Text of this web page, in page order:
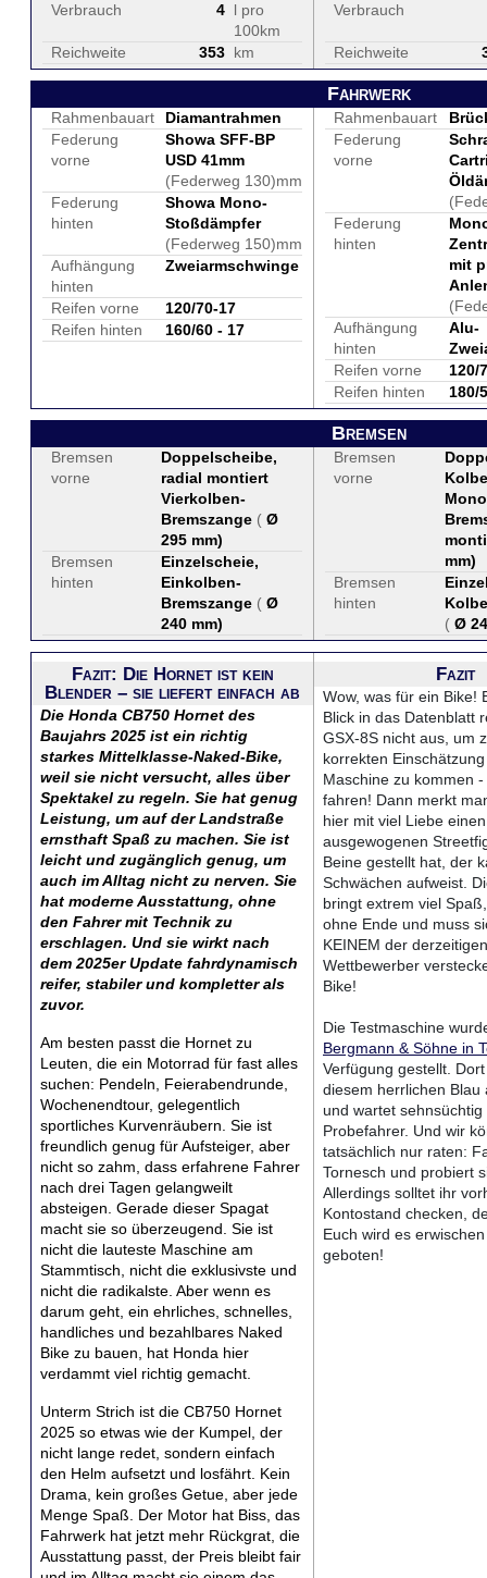
Verbrauch 4 l pro
100km
Reichweite
353 km
Verbrauch
Reichweite
Fahrwerk
Rahmenbauart
Diamantrahmen
Federung
vorne
Showa SFF-BP
USD 41mm
(Federweg 130)mm
Federung
hinten
Showa Mono-
Stoßdämpfer
(Federweg 150)mm
Aufhängung
hinten
Zweiarmschwinge
Reifen vorne
120/70-17
Reifen hinten
160/60 - 17
Rahmenbauart
Federung
vorne
Federung
hinten
mit
Aufhängung
hinten
Alu-
Reifen vorne
120/
Reifen hinten
180/
Bremsen
Bremsen
vorne
Doppelscheibe,
radial montiert
Vierkolben-
Bremszange ( Ø
295 mm)
Bremsen
hinten
Einzelscheie,
Einkolben-
Bremszange ( Ø
240 mm)
Bremsen
vorne
mm)
Bremsen
hinten
( Ø
Fazit: Die Hornet ist kein
Blender – sie liefert einfach ab
Die Honda CB750 Hornet des
Baujahrs 2025 ist ein richtig
starkes Mittelklasse-Naked-Bike,
weil sie nicht versucht, alles über
Spektakel zu regeln. Sie hat genug
Leistung, um auf der Landstraße
ernsthaft Spaß zu machen. Sie ist
leicht und zugänglich genug, um
auch im Alltag nicht zu nerven. Sie
hat moderne Ausstattung, ohne
den Fahrer mit Technik zu
erschlagen. Und sie wirkt nach
dem 2025er Update fahrdynamisch
reifer, stabiler und kompletter als
zuvor.
Am besten passt die Hornet zu
Leuten, die ein Motorrad für fast alles
suchen: Pendeln, Feierabendrunde,
Wochenendtour, gelegentlich
sportliches Kurvenräubern. Sie ist
freundlich genug für Aufsteiger, aber
nicht so zahm, dass erfahrene Fahrer
nach drei Tagen gelangweilt
absteigen. Gerade dieser Spagat
macht sie so überzeugend. Sie ist
nicht die lauteste Maschine am
Stammtisch, nicht die exklusivste und
nicht die radikalste. Aber wenn es
darum geht, ein ehrliches, schnelles,
handliches und bezahlbares Naked
Bike zu bauen, hat Honda hier
verdammt viel richtig gemacht.
Unterm Strich ist die CB750 Hornet
2025 so etwas wie der Kumpel, der
nicht lange redet, sondern einfach
den Helm aufsetzt und losfährt. Kein
Drama, kein großes Getue, aber jede
Menge Spaß. Der Motor hat Biss, das
Fahrwerk hat jetzt mehr Rückgrat, die
Ausstattung passt, der Preis bleibt fair
Fazit
Wow, was für ein Bike!
Blick in das Datenblatt
GSX-8S nicht aus, um
korrekten
Maschine zu kommen
fahren! Dann merkt
hier mit viel Liebe
ausgewogenen
Beine gestellt hat, der
Schwächen aufweist.
bringt extrem viel
ohne Ende und muss
KEINEM der derzeitigen
Wettbewerber
Bike!
Die Testmaschine
Bergmann & Söhne in
Verfügung gestellt.
diesem herrlichen Blau
und wartet sehnsüchtig
Probefahrer. Und wir
tatsächlich nur raten:
Tornesch und probiert
Allerdings solltet ihr
Kontostand checken,
Euch wird es
geboten!